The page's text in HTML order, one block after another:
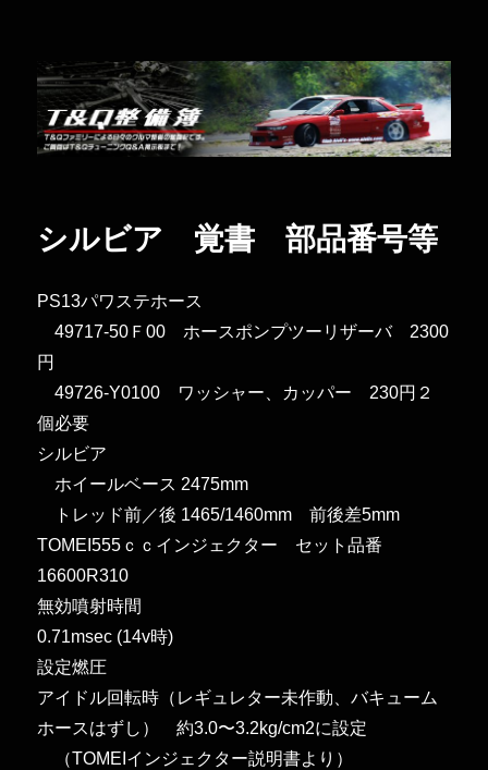
Ｔ＆Ｑ整備簿
シルビア 覚書 部品番号等
PS13パワステホース
49717-50Ｆ00 ホースポンプツーリザーバ 2300
円
49726-Y0100 ワッシャー、カッパー 230円２
個必要
シルビア
ホイールベース 2475mm
トレッド前／後 1465/1460mm 前後差5mm
TOMEI555ｃｃインジェクター セット品番
16600R310
無効噴射時間
0.71msec (14v時)
設定燃圧
アイドル回転時（レギュレター未作動、バキューム
ホースはずし） 約3.0〜3.2kg/cm2に設定
（TOMEIインジェクター説明書より）